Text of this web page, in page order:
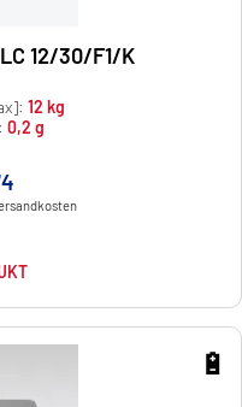
12/30/F1/K
12 kg
0,2 g
🔋